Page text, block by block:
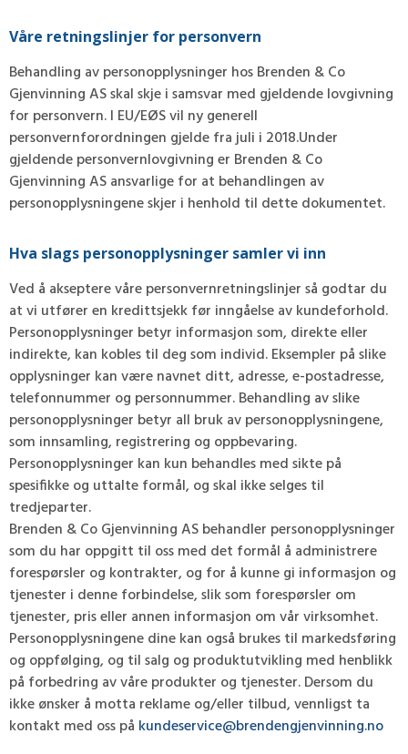
Våre retningslinjer for personvern
Behandling av personopplysninger hos Brenden & Co
Gjenvinning AS skal skje i samsvar med gjeldende lovgivning
for personvern. I EU/EØS vil ny generell
personvernforordningen gjelde fra juli i 2018.Under
gjeldende personvernlovgivning er Brenden & Co
Gjenvinning AS ansvarlige for at behandlingen av
personopplysningene skjer i henhold til dette dokumentet.
Hva slags personopplysninger samler vi inn
Ved å akseptere våre personvernretningslinjer så godtar du
at vi utfører en kredittsjekk før inngåelse av kundeforhold.
Personopplysninger betyr informasjon som, direkte eller
indirekte, kan kobles til deg som individ. Eksempler på slike
opplysninger kan være navnet ditt, adresse, e-postadresse,
telefonnummer og personnummer. Behandling av slike
personopplysninger betyr all bruk av personopplysningene,
som innsamling, registrering og oppbevaring.
Personopplysninger kan kun behandles med sikte på
spesifikke og uttalte formål, og skal ikke selges til
tredjeparter.
Brenden & Co Gjenvinning AS behandler personopplysninger
som du har oppgitt til oss med det formål å administrere
forespørsler og kontrakter, og for å kunne gi informasjon og
tjenester i denne forbindelse, slik som forespørsler om
tjenester, pris eller annen informasjon om vår virksomhet.
Personopplysningene dine kan også brukes til markedsføring
og oppfølging, og til salg og produktutvikling med henblikk
på forbedring av våre produkter og tjenester. Dersom du
ikke ønsker å motta reklame og/eller tilbud, vennligst ta
kontakt med oss på kundeservice@brendengjenvinning.no